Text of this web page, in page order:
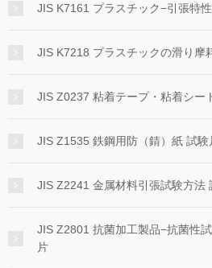
JIS K7161 プラスチック−引張特
JIS K7218 プラスチックの滑り摩
JIS Z0237 粘着テープ・粘着シー
JIS Z1535 鉄鋼用防（錆）紙 試験
JIS Z2241 金属材料引張試験方法
JIS Z2801 抗菌加工製品−抗菌性
片